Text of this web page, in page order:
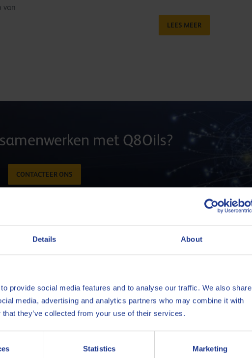
Details About
provide social media features and to analyse our traffic. We also share
media, advertising and analytics partners who may combine it with
they’ve collected from your use of their services.
Statistics Marketing
van
LEES MEER
met Q8Oils?
CONTACTEER ONS
in de energiesector